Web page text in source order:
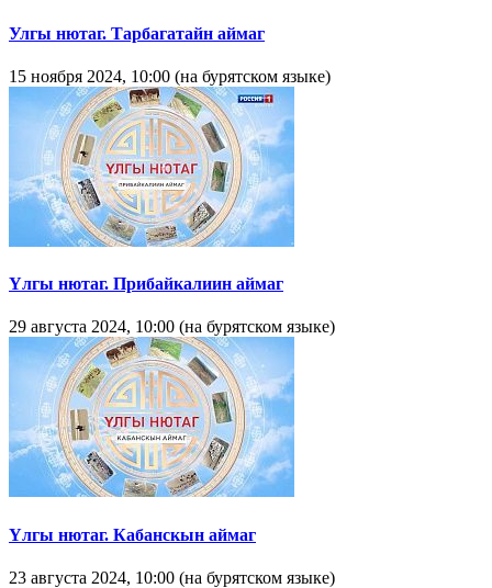
Улгы нютаг. Тарбагатайн аймаг
15 ноября 2024, 10:00 (на бурятском языке)
Yлгы нютаг. Прибайкалиин аймаг
29 августа 2024, 10:00 (на бурятском языке)
Yлгы нютаг. Кабанскын аймаг
23 августа 2024, 10:00 (на бурятском языке)